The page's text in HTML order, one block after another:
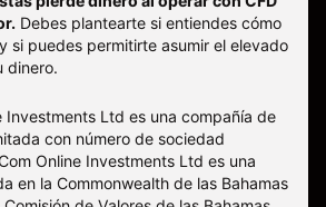
Debes plantearte si entiendes cómo
si puedes permitirte asumir el elevado
dinero.
Investments Ltd es una compañía de
con número de sociedad
Online Investments Ltd es una
en la Commonwealth de las Bahamas